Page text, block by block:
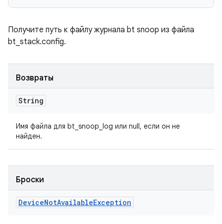
Получите путь к файлу журнала bt snoop из файла
bt_stack.config.
Возвраты
String
Имя файла для bt_snoop_log или null, если он не
найден.
Броски
DeviceNotAvailableException